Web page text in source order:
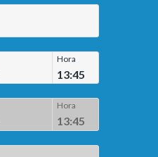
Hora
13:45
Hora
13:45